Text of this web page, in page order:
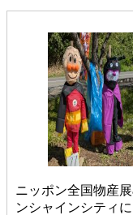
ニッポン全国物産
ンシャインシティ